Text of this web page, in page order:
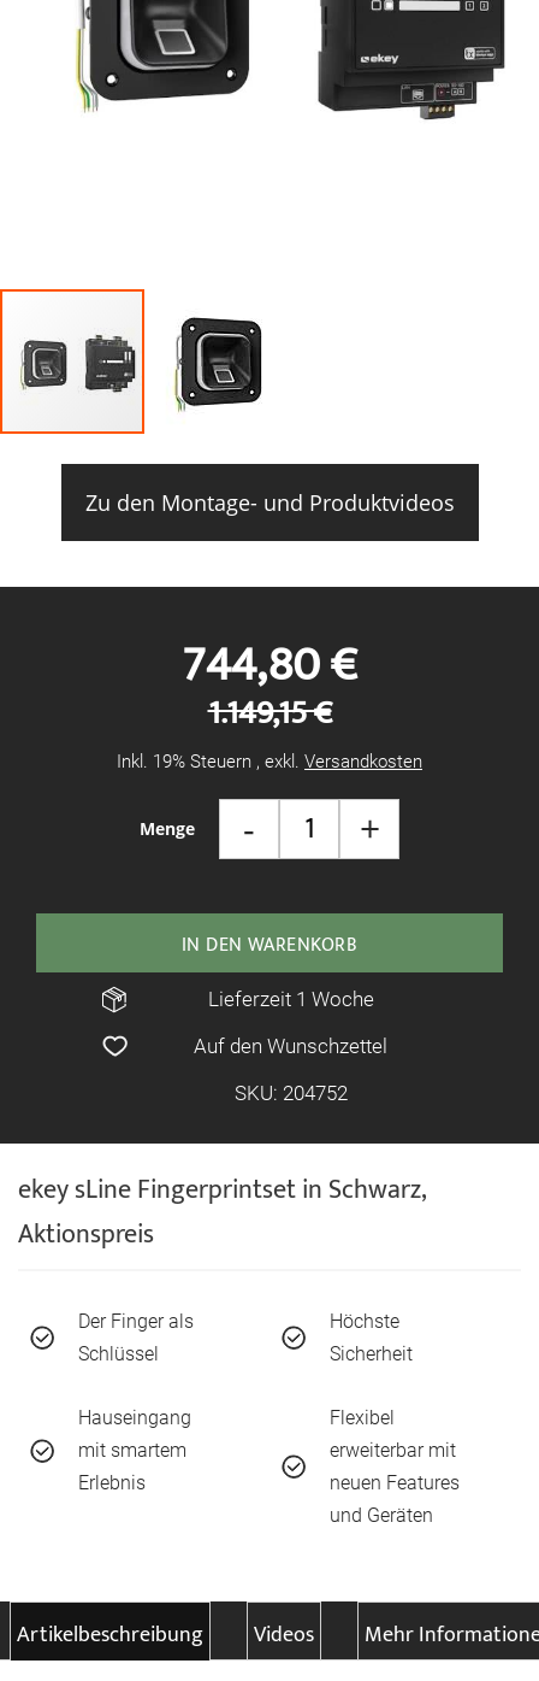
ekey sLine Fingerprintset in Schwarz,
Aktionspreis
Menge - +
744,80 €
1.149,15 €
Inkl. 19% Steuern , exkl. Versandkosten
IN DEN WARENKORB
Lieferzeit 1 Woche
Auf den Wunschzettel
SKU: 204752
Der Finger als
Schlüssel
Höchste
Sicherheit
Hauseingang
mit smartem
Erlebnis
Flexibel
erweiterbar mit
neuen Features
und Geräten
Zu den Montage- und Produktvideos
Artikelbeschreibung Videos Mehr